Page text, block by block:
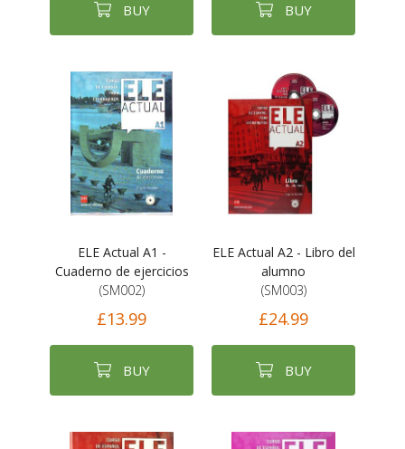
BUY BUY
ELE Actual A1 -
Cuaderno de ejercicios
(SM002)
£13.99
BUY
ELE Actual A2 - Libro del
alumno
(SM003)
£24.99
BUY